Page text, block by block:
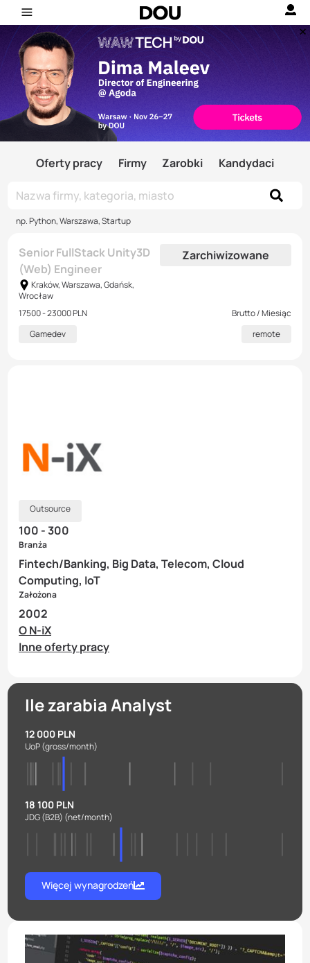
Oferty pracy Firmy Zarobki Kandydaci
np. Python, Warszawa, Startup
Senior FullStack Unity3D
(Web) Engineer
Kraków, Warszawa, Gdańsk,
Wrocław
Zarchiwizowane
17500 - 23000 PLN
Brutto / Miesiąc
Gamedev
remote
Outsource
100 - 300
Branża
Fintech/Banking, Big Data, Telecom, Cloud
Computing, IoT
Założona
2002
O N-iX
Inne oferty pracy
Ile zarabia Analyst
12 000 PLN
UoP(gross/month)
18 100 PLN
JDG (B2B) (net/month)
Więcej wynagrodzeń